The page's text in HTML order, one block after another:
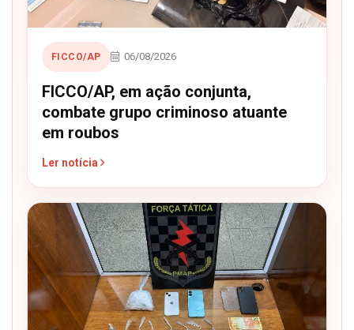
FICCO/AP 06/08/2026
FICCO/AP, em ação conjunta,
combate grupo criminoso atuante
em roubos
Ler notícia